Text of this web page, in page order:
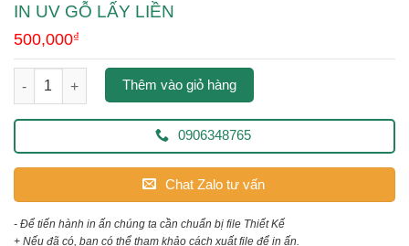
IN UV GỖ LẤY LIỀN
500,000₫
in uv gỗ lấy liền số lượngThêm vào giỏ hàng
0906348765
Chat Zalo tư vấn
- Để tiến hành in ấn chúng ta cần chuẩn bị file Thiết Kế
+ Nếu đã có, bạn có thể tham khảo cách xuất file để in ấn.